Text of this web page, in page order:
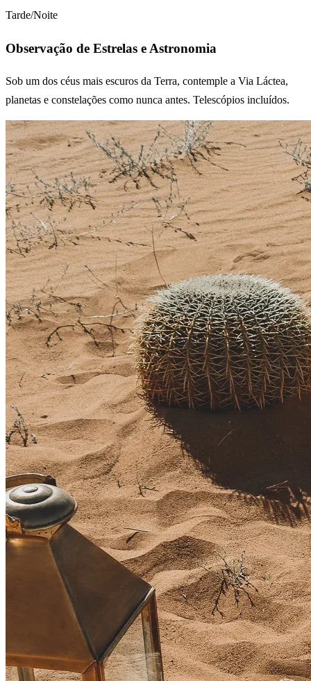
Tarde/Noite
Observação de Estrelas e Astronomia
Sob um dos céus mais escuros da Terra, contemple a Via Láctea,
planetas e constelações como nunca antes. Telescópios incluídos.